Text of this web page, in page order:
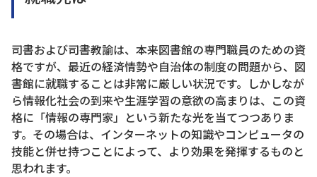
司書および司書教諭は、本来図書館の専門職員のための資
格ですが、最近の経済情勢や自治体の制度の問題から、図
書館に就職することは非常に厳しい状況です。しかしなが
ら情報化社会の到来や生涯学習の意欲の高まりは、この資
格に「情報の専門家」という新たな光を当てつつありま
す。その場合は、インターネットの知識やコンピュータの
技能と併せ持つことによって、より効果を発揮するものと
思われます。